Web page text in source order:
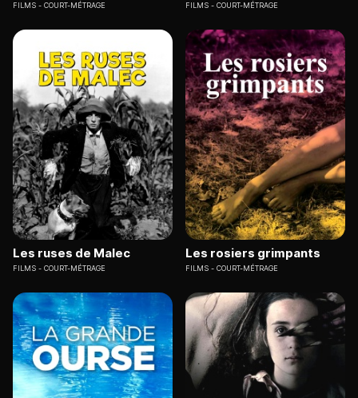
FILMS COURT-MÉTRAGE FILMS COURT-MÉTRAGE
Les ruses de Malec
FILMS COURT-MÉTRAGE
Les rosiers grimpants
FILMS COURT-MÉTRAGE